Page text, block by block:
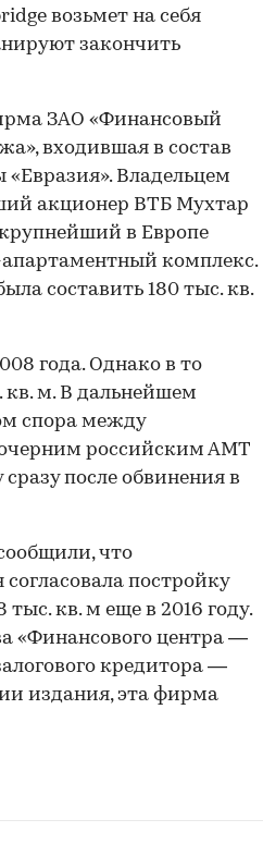
возьмет на себя
закончить
ЗАО «Финансовый
входившая в состав
Владельцем
акционер ВТБ Мухтар
в Европе
комплекс.
составить 180 тыс. кв.
года. Однако в то
кв. м. В дальнейшем
спора между
российским АМТ
после обвинения в
что
постройку
кв. м еще в 2016 году.
«Финансового центра —
кредитора —
издания, эта фирма